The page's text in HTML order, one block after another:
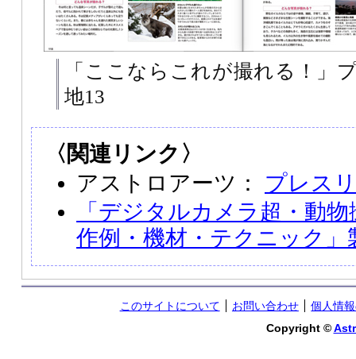
「ここならこれが撮れる！」
地13
〈関連リンク〉
アストロアーツ： プレス
「デジタルカメラ超・動
作例・機材・テクニック」
このサイトについて お問い合わせ
個人情
Copyright ©